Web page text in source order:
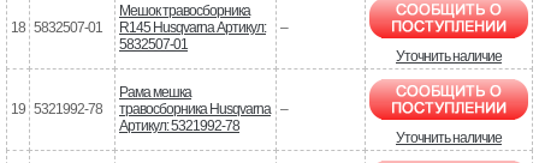
18 5832507-01
Мешок травосборника
R145 Husqvarna Артикул:
5832507-01
–
Уточнить наличие
19 5321992-78
Рама мешка
травосборника Husqvarna
Артикул: 5321992-78
–
Уточнить наличие